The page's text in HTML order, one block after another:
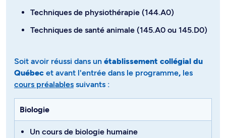
Techniques de physiothérapie (144.A0)
Techniques de santé animale (145.A0 ou 145.D0)
Soit avoir réussi dans un établissement collégial du
Québec et avant l'entrée dans le programme, les
cours préalables suivants​​​​​​ :
Biologie
Un cours de biologie humaine